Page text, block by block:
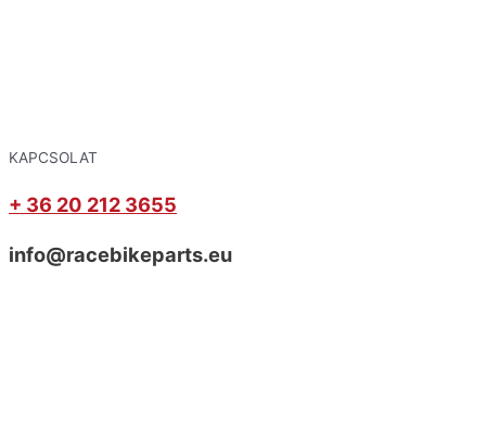
KAPCSOLAT
+ 36 20 212 3655
info@racebikeparts.eu